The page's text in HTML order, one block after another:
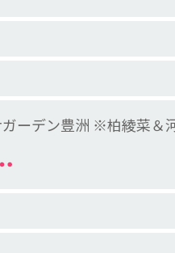
ーデン豊洲 ※柏綾菜＆